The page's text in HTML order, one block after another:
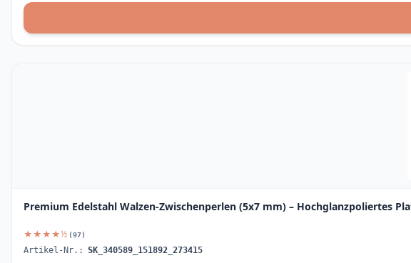
Premium Edelstahl Walzen-Zwischenperlen (5x7 mm) – Hochglanzpoliertes
★★★★½ (97)
Artikel-Nr.: SK_340589_151892_273415